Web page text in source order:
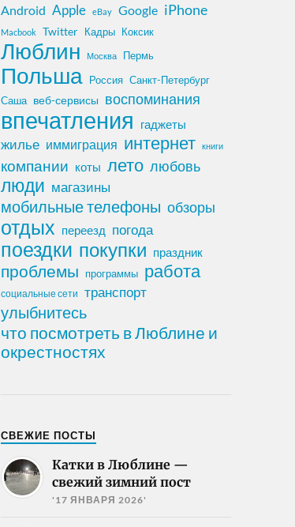
Android Apple eBay Google iPhone
Macbook Twitter Кадры Коксик
Люблин Москва Пермь
Польша Россия Санкт-Петербург
Саша веб-сервисы воспоминания
впечатления гаджеты
жилье иммиграция интернет книги
компании коты лето любовь
люди магазины
мобильные телефоны обзоры
отдых переезд погода
поездки покупки праздник
проблемы программы работа
социальные сети транспорт
улыбнитесь
что посмотреть в Люблине и
окрестностях
СВЕЖИЕ ПОСТЫ
Катки в Люблине —
свежий зимний пост
'17 ЯНВАРЯ 2026'